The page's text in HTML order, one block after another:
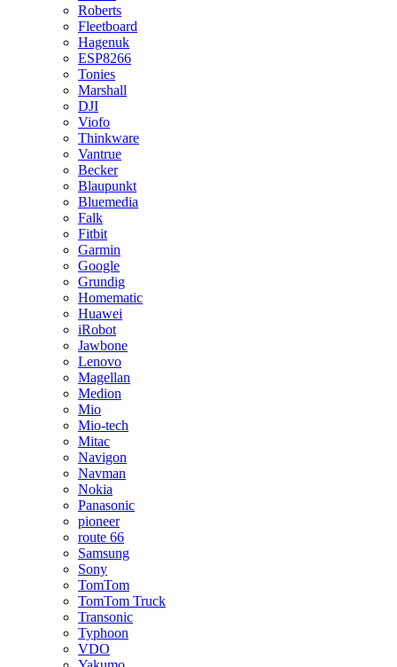
Roberts
Fleetboard
Hagenuk
ESP8266
Tonies
Marshall
DJI
Viofo
Thinkware
Vantrue
Becker
Blaupunkt
Bluemedia
Falk
Fitbit
Garmin
Google
Grundig
Homematic
Huawei
iRobot
Jawbone
Lenovo
Magellan
Medion
Mio
Mio-tech
Mitac
Navigon
Navman
Nokia
Panasonic
pioneer
route 66
Samsung
Sony
TomTom
TomTom Truck
Transonic
Typhoon
VDO